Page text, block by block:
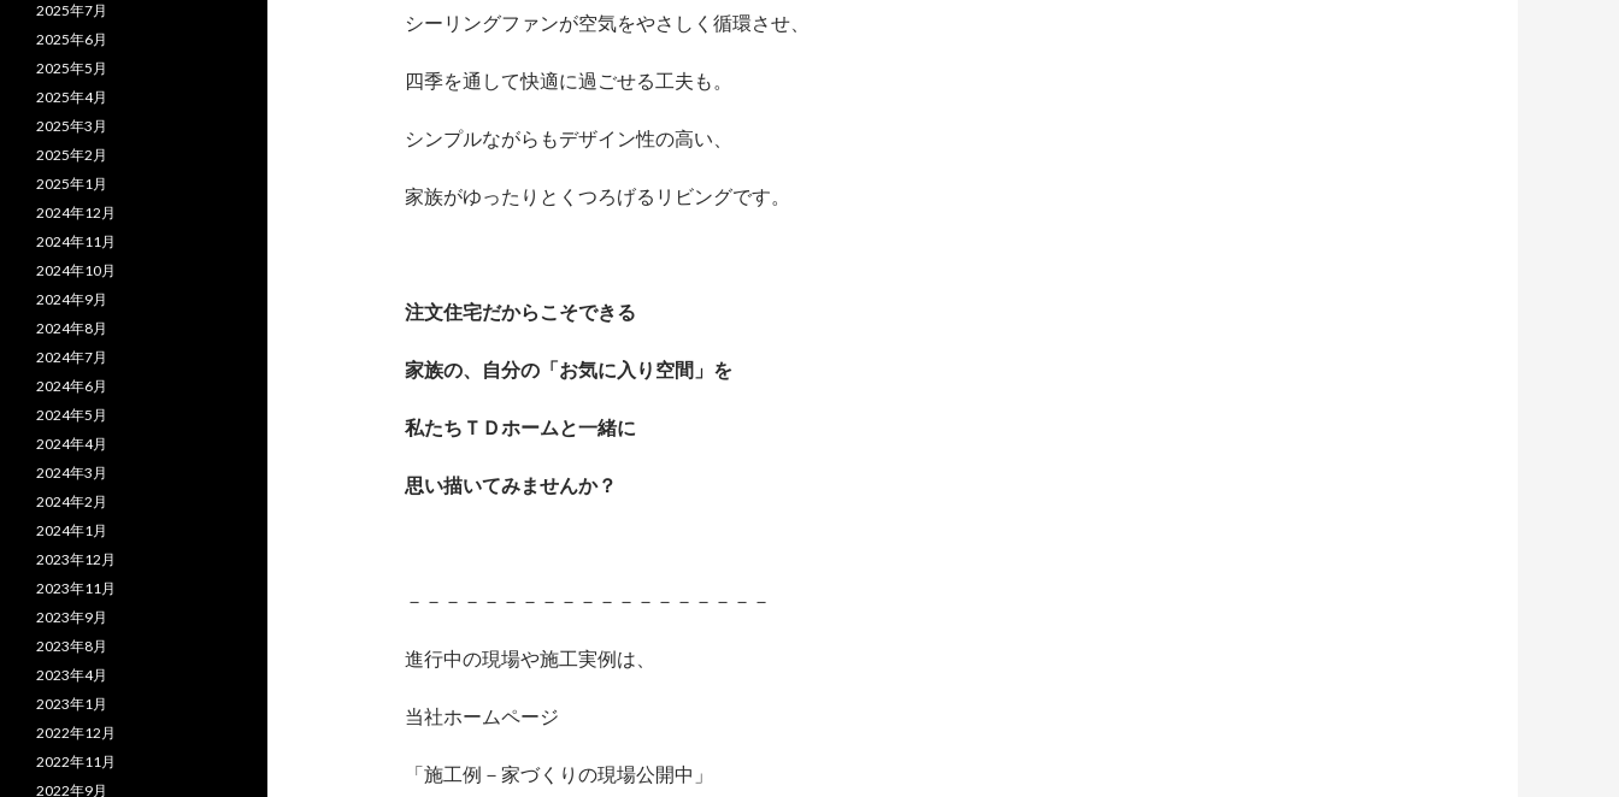
シーリングファンが空気をやさしく循環させ、
四季を通して快適に過ごせる工夫も。
シンプルながらもデザイン性の高い、
家族がゆったりとくつろげるリビングです。
注文住宅だからこそできる
家族の、自分の「お気に入り空間」を
私たちＴＤホームと一緒に
思い描いてみませんか？
－－－－－－－－－－－－－－－－－－－
進行中の現場や施工実例は、
当社ホームページ
「施工例－家づくりの現場公開中」
2025年7月
2025年6月
2025年5月
2025年4月
2025年3月
2025年2月
2025年1月
2024年12月
2024年11月
2024年10月
2024年9月
2024年8月
2024年7月
2024年6月
2024年5月
2024年4月
2024年3月
2024年2月
2024年1月
2023年12月
2023年11月
2023年9月
2023年8月
2023年4月
2023年1月
2022年12月
2022年11月
2022年9月